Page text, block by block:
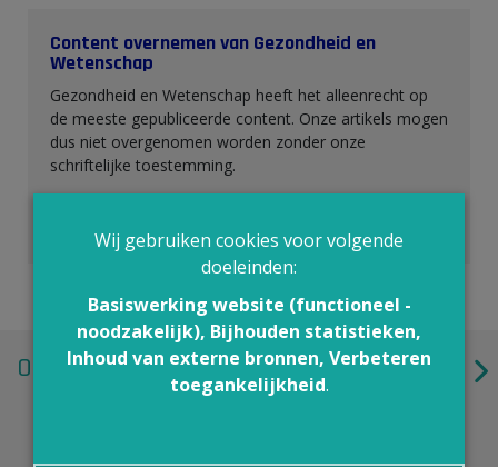
Content overnemen van Gezondheid en
Wetenschap
Gezondheid en Wetenschap heeft het alleenrecht op
de meeste gepubliceerde content. Onze artikels mogen
dus niet overgenomen worden zonder onze
schriftelijke toestemming.
Ook interessant
Wij gebruiken cookies voor volgende
doeleinden:
Basiswerking website (functioneel -
noodzakelijk), Bijhouden statistieken,
Inhoud van externe bronnen, Verbeteren
toegankelijkheid.